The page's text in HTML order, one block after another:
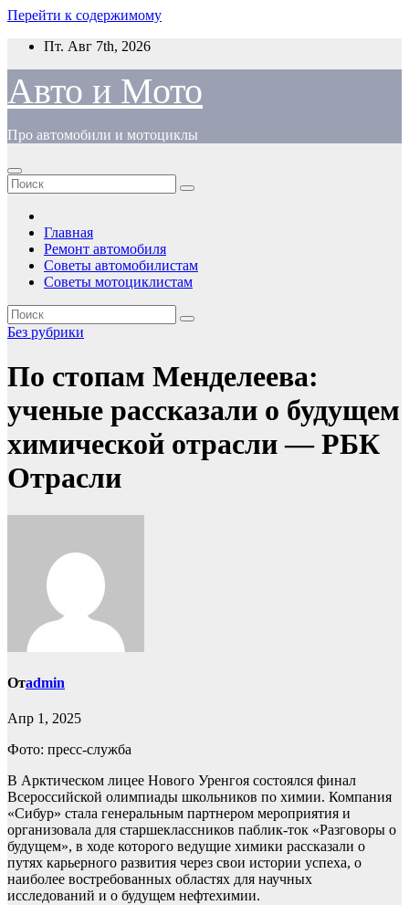
Перейти к содержимому
Пт. Авг 7th, 2026
Авто и Мото
Про автомобили и мотоциклы
Главная
Ремонт автомобиля
Советы автомобилистам
Советы мотоциклистам
Без рубрики
По стопам Менделеева:
ученые рассказали о будущем
химической отрасли — РБК
Отрасли
Отadmin
Апр 1, 2025
Фото: пресс-служба
В Арктическом лицее Нового Уренгоя состоялся финал
Всероссийской олимпиады школьников по химии. Компания
«Cибур» стала генеральным партнером мероприятия и
организовала для старшеклассников паблик-ток «Разговоры о
будущем», в ходе которого ведущие химики рассказали о
путях карьерного развития через свои истории успеха, о
наиболее востребованных областях для научных
исследований и о будущем нефтехимии.